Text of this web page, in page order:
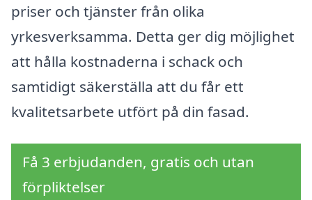
priser och tjänster från olika
yrkesverksamma. Detta ger dig möjlighet
att hålla kostnaderna i schack och
samtidigt säkerställa att du får ett
kvalitetsarbete utfört på din fasad.
Få 3 erbjudanden, gratis och utan
förpliktelser